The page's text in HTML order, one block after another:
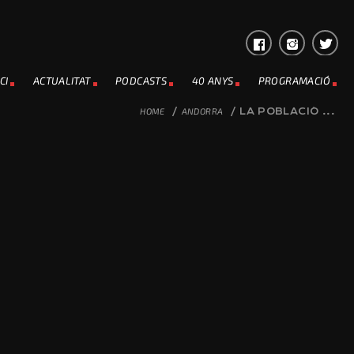
ACTUALITAT PODCASTS 40 ANYS PROGRAMACIÓ
HOME / ANDORRA / LA POBLACIÓ ...